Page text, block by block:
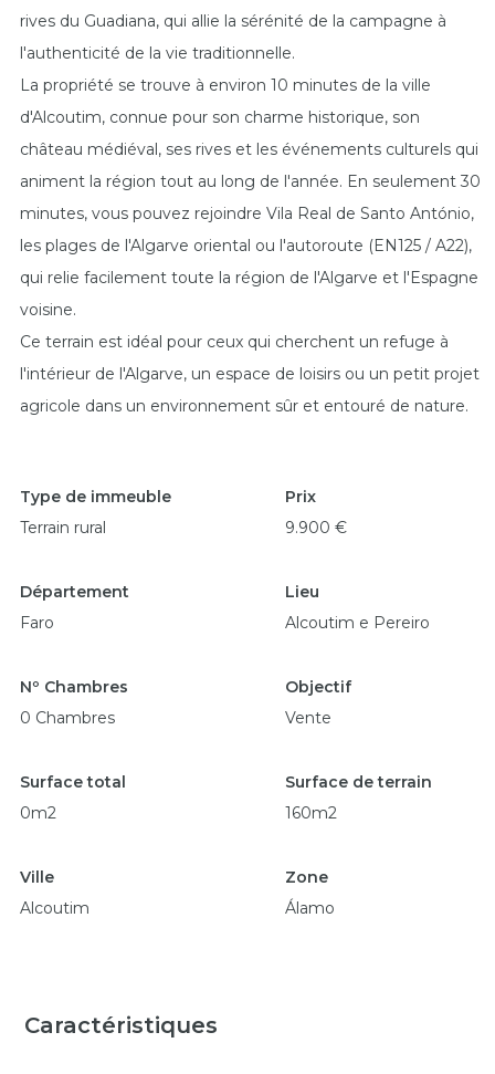
rives du Guadiana, qui allie la sérénité de la campagne à
l'authenticité de la vie traditionnelle.
La propriété se trouve à environ 10 minutes de la ville
d'Alcoutim, connue pour son charme historique, son
château médiéval, ses rives et les événements culturels qui
animent la région tout au long de l'année. En seulement 30
minutes, vous pouvez rejoindre Vila Real de Santo António,
les plages de l'Algarve oriental ou l'autoroute (EN125 / A22),
qui relie facilement toute la région de l'Algarve et l'Espagne
voisine.
Ce terrain est idéal pour ceux qui cherchent un refuge à
l'intérieur de l'Algarve, un espace de loisirs ou un petit projet
agricole dans un environnement sûr et entouré de nature.
Type de immeuble
Terrain rural
Prix
9.900 €
Département
Faro
Lieu
Alcoutim e Pereiro
Nº Chambres
0 Chambres
Objectif
Vente
Surface total
0m2
Surface de terrain
160m2
Ville
Alcoutim
Zone
Álamo
Caractéristiques